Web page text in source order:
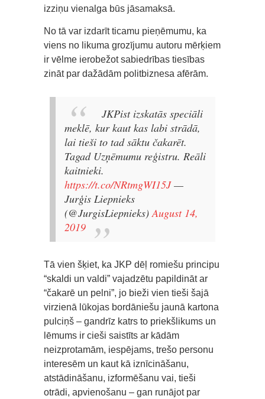
izziņu vienalga būs jāsamaksā.
No tā var izdarīt ticamu pieņēmumu, ka
viens no likuma grozījumu autoru mērķiem
ir vēlme ierobežot sabiedrības tiesības
zināt par dažādām politbiznesa afērām.
JKPist izskatās speciāli
meklē, kur kaut kas labi strādā,
lai tieši to tad sāktu čakarēt.
Tagad Uzņēmumu reģistru. Reāli
kaitnieki.
https://t.co/NRtmgWI15J —
Jurģis Liepnieks
(@JurgisLiepnieks)August 14,
2019
Tā vien šķiet, ka JKP dēļ romiešu principu
“skaldi un valdi” vajadzētu papildināt ar
“čakarē un pelni”, jo bieži vien tieši šajā
virzienā lūkojas bordāniešu jaunā kartona
pulciņš – gandrīz katrs to priekšlikums un
lēmums ir cieši saistīts ar kādām
neizprotamām, iespējams, trešo personu
interesēm un kaut kā iznīcināšanu,
atstādināšanu, izformēšanu vai, tieši
otrādi, apvienošanu – gan runājot par